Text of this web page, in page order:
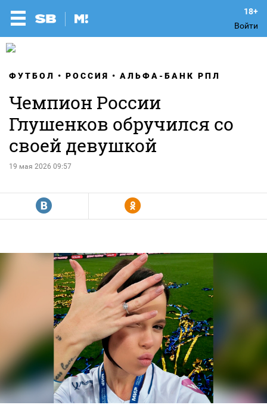
Войти
ФУТБОЛ РОССИЯ АЛЬФА-БАНК РПЛ
Чемпион России
Глушенков обручился со
своей девушкой
19 мая 2026 09:57
R Y